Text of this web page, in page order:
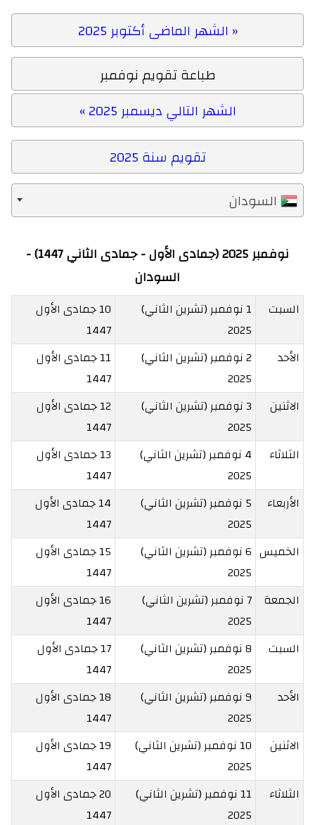
« الشهر الماضى أكتوبر 2025
طباعة تقويم نوفمبر
الشهر التالي ديسمبر 2025 »
تقويم سنة 2025
السودان
نوفمبر 2025 (جمادى الأول - جمادى الثاني 1447) -
السودان
السبت
1 نوفمبر (تشرين الثاني)
2025
10 جمادى الأول
1447
الأحد
2 نوفمبر (تشرين الثاني)
2025
11 جمادى الأول
1447
الاثنين
3 نوفمبر (تشرين الثاني)
2025
12 جمادى الأول
1447
الثلاثاء
4 نوفمبر (تشرين الثاني)
2025
13 جمادى الأول
1447
الأربعاء
5 نوفمبر (تشرين الثاني)
2025
14 جمادى الأول
1447
الخميس
6 نوفمبر (تشرين الثاني)
2025
15 جمادى الأول
1447
الجمعة
7 نوفمبر (تشرين الثاني)
2025
16 جمادى الأول
1447
السبت
8 نوفمبر (تشرين الثاني)
2025
17 جمادى الأول
1447
الأحد
9 نوفمبر (تشرين الثاني)
2025
18 جمادى الأول
1447
الاثنين
10 نوفمبر (تشرين الثاني)
2025
19 جمادى الأول
1447
الثلاثاء
11 نوفمبر (تشرين الثاني)
2025
20 جمادى الأول
1447